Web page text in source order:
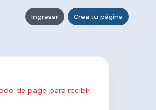
Ingresar Crea tu página
de pago para recibir